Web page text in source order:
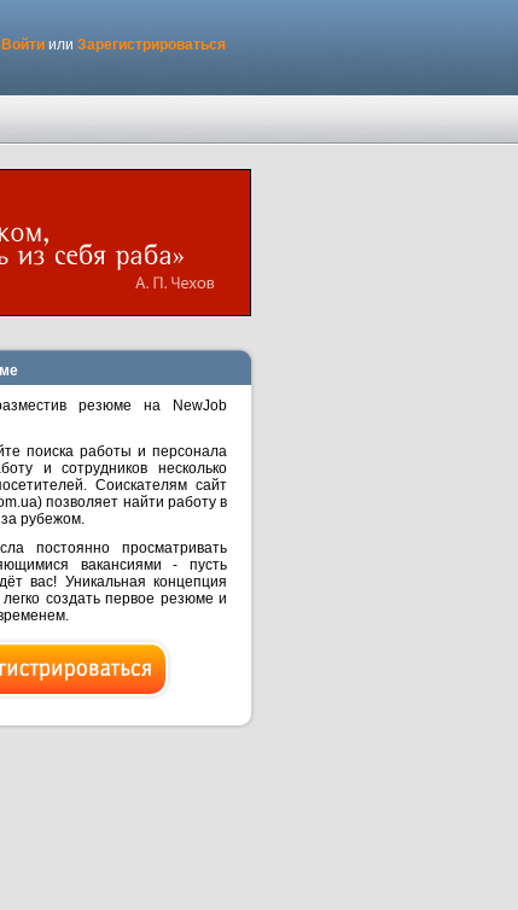
Войти или Зарегистрироваться
резюме на NewJob
поиска работы и персонала
и сотрудников несколько
Соискателям сайт
позволяет найти работу в
за рубежом.
постоянно просматривать
вакансиями - пусть
вас! Уникальная концепция
создать первое резюме и